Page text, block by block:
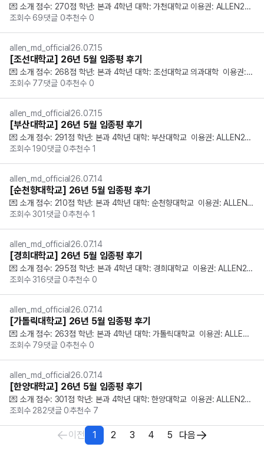
💌 소개 점수: 270점 학년: 본과 4학년 대학: 가천대학교 이용권: ALLEN25
PLUS  ① 임종평 체감 난이도와 시험 후기를 작성해주세요. 1교시 의료법규
조회수 69댓글 0추천수 0
allen_md_official26.07.15
[조선대학교] 26년 5월 임종평 후기
💌 소개 점수: 268점 학년: 본과 4학년 대학: 조선대학교 의과대학  이용권: A
LLEN26, 2025 1+2차 임종평 ① 임종평 체감 난이도와 시험 후기를 작성해
조회수 77댓글 0추천수 0
allen_md_official26.07.15
[부산대학교] 26년 5월 임종평 후기
💌 소개 점수: 291점 학년: 본과 4학년 대학: 부산대학교  이용권: ALLEN25
PLUS  ① 임종평 체감 난이도와 시험 후기를 작성해주세요. 시험중에는 두
조회수190댓글 0추천수 1
allen_md_official26.07.14
[순천향대학교] 26년 5월 임종평 후기
💌 소개 점수: 210점 학년: 본과 4학년 대학: 순천향대학교  이용권: ALLEN2
6 PLUS  ① 임종평 체감 난이도와 시험 후기를 작성해주세요. 개인적으로는
조회수301 댓글 0추천수 1
allen_md_official26.07.14
[경희대학교] 26년 5월 임종평 후기
💌 소개 점수: 295점 학년: 본과 4학년 대학: 경희대학교  이용권: ALLEN26
PLUS  ① 임종평 체감 난이도와 시험 후기를 작성해주세요. 체감상 1교시와
조회수316댓글 0추천수 0
allen_md_official26.07.14
[가톨릭대학교] 26년 5월 임종평 후기
💌 소개 점수: 263점 학년: 본과 4학년 대학: 가톨릭대학교  이용권: ALLEN2
6 ① 임종평 체감 난이도와 시험 후기를 작성해주세요. 법규와 예방의학은 아
조회수 79댓글 0추천수 0
allen_md_official26.07.14
[한양대학교] 26년 5월 임종평 후기
💌 소개 점수: 301점 학년: 본과 4학년 대학: 한양대학교  이용권: ALLEN25
PLUS  ① 임종평 체감 난이도와 시험 후기를 작성해주세요. 전체 시험 난이
조회수 282댓글 0추천수 7
이전 1 2 3 4 5 다음